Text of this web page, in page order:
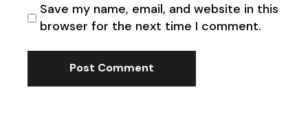
Save my name, email, and website in this
browser for the next time I comment.
Post Comment